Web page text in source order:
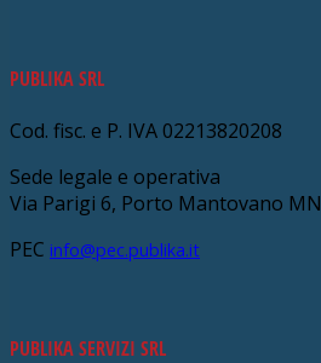
PUBLIKA SRL
Cod. fisc. e P. IVA 02213820208
Sede legale e operativa
Via Parigi 6, Porto Mantovano MN
PEC info@pec.publika.it
PUBLIKA SERVIZI SRL